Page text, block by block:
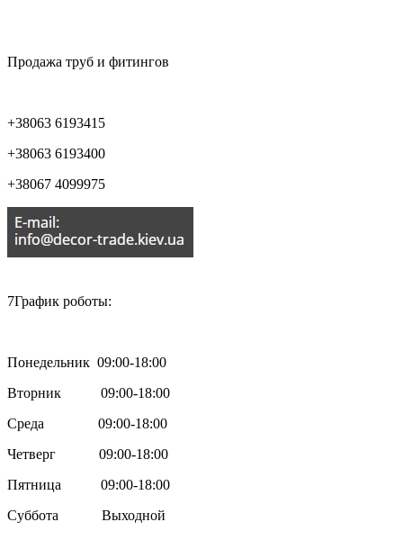
Продажа труб и фитингов
+38063 6193415
+38063 6193400
+38067 4099975
7График роботы:
Понедельник 09:00-18:00
Вторник 09:00-18:00
Среда 09:00-18:00
Четверг 09:00-18:00
Пятница 09:00-18:00
Суббота Выходной